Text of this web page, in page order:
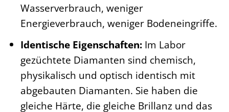
Wasserverbrauch, weniger
Energieverbrauch, weniger Bodeneingriffe.
Identische Eigenschaften:Im Labor
gezüchtete Diamanten sind chemisch,
physikalisch und optisch identisch mit
abgebauten Diamanten. Sie haben die
gleiche Härte, die gleiche Brillanz und das